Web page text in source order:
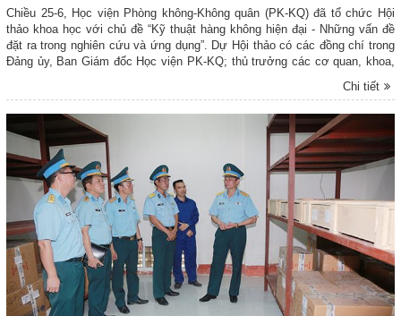
Chiều 25-6, Học viện Phòng không-Không quân (PK-KQ) đã tổ chức Hội
thảo khoa học với chủ đề “Kỹ thuật hàng không hiện đại - Những vấn đề
đặt ra trong nghiên cứu và ứng dụng”. Dự Hội thảo có các đồng chí trong
Đảng ủy, Ban Giám đốc Học viện PK-KQ; thủ trưởng các cơ quan, khoa,
PGS, TS Vương Anh Trung - Phó Giám đốc Học viện, chủ trì Hội thảo.
Chi tiết